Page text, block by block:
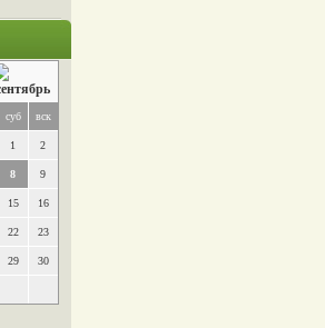
суб вск
1 2
8 9
15 16
22 23
29 30